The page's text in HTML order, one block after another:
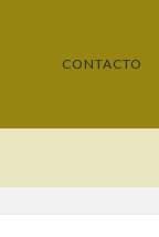
CONTACTO